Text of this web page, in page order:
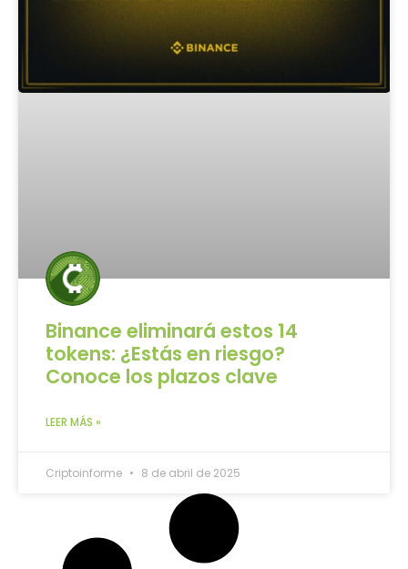
Binance eliminará estos 14
tokens: ¿Estás en riesgo?
Conoce los plazos clave
LEER MÁS »
Criptoinforme 8 de abril de 2025